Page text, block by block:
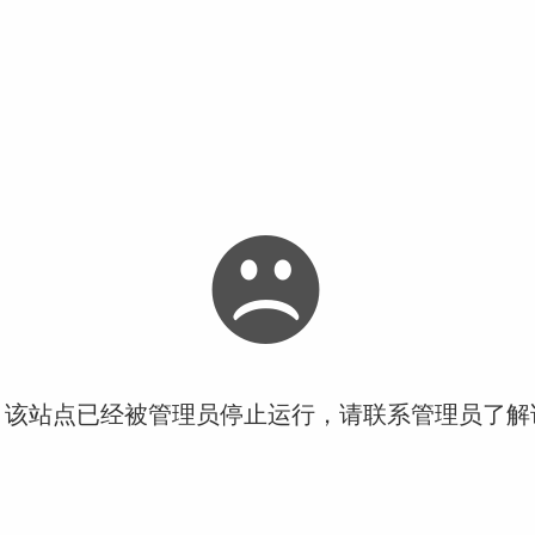
站点已经被管理员停止运行，请联系管理员了